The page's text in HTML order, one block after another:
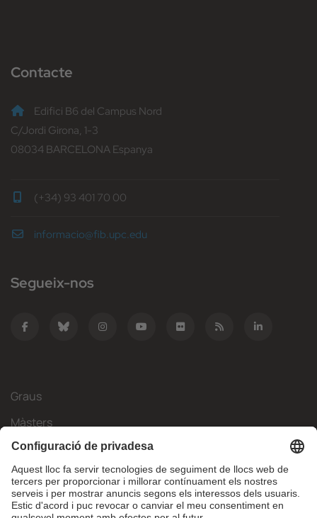
Contacte
Edifici B6 del Campus Nord
C/Jordi Girona, 1-3
08034 BARCELONA Espanya
(+34) 93 401 70 00
informacio@fib.upc.edu
Segueix-nos
Graus
Màsters
Mobilitat Internacional
Recerca
Empresa